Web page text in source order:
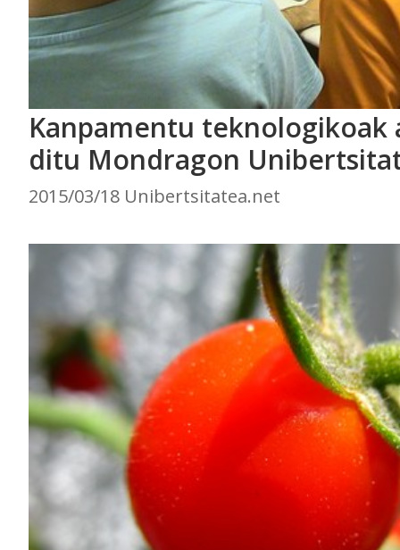
Kanpamentu teknologikoak
ditu Mondragon
2015/03/18 Unibertsitatea.net